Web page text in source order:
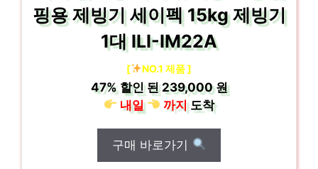
핑용 제빙기 세이펙 15kg 제빙기
1대 ILI-IM22A
[ NO.1 제품 ]
47%할인 된239,000 원
내일
까지도착
구매 바로가기